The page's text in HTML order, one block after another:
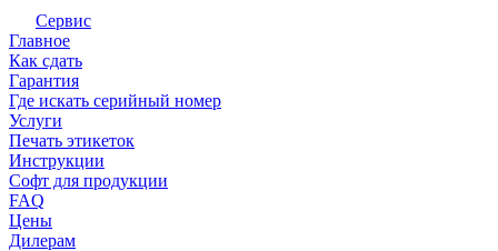
Сервис
Главное
Как сдать
Гарантия
Где искать серийный номер
Услуги
Печать этикеток
Инструкции
Софт для продукции
FAQ
Цены
Дилерам